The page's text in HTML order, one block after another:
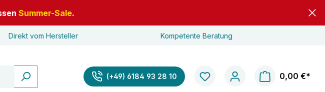
Summer-Sale.
Direkt vom Hersteller Kompetente Beratung
(+49) 6184 93 28 10 0,00 €*